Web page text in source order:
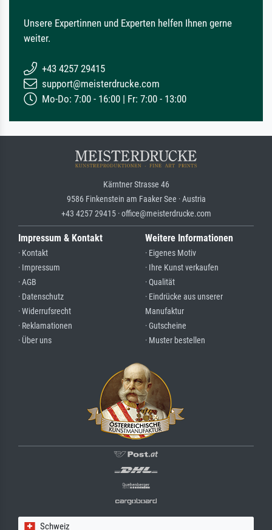
Unsere Expertinnen und Experten helfen Ihnen gerne
weiter.
+43 4257 29415
support@meisterdrucke.com
Mo-Do: 7:00 - 16:00 | Fr: 7:00 - 13:00
Kärntner Strasse 46
9586 Finkenstein am Faaker See · Austria
+43 4257 29415 · office@meisterdrucke.com
Impressum & Kontakt
· Kontakt
· Impressum
· AGB
· Datenschutz
· Widerrufsrecht
· Reklamationen
· Über uns
Weitere Informationen
· Eigenes Motiv
· Ihre Kunst verkaufen
· Qualität
· Eindrücke aus unserer
Manufaktur
· Gutscheine
· Muster bestellen
Schweiz